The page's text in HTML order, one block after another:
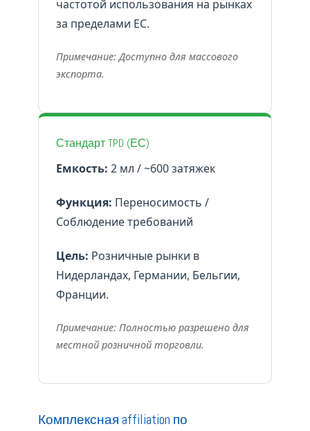
частотой использования на рынках
за пределами ЕС.
Примечание: Доступно для массового
экспорта.
Стандарт TPD (ЕС)
Емкость: 2 мл / ~600 затяжек
Функция: Переносимость /
Соблюдение требований
Цель: Розничные рынки в
Нидерландах, Германии, Бельгии,
Франции.
Примечание: Полностью разрешено для
местной розничной торговли.
Комплексная affiliation по